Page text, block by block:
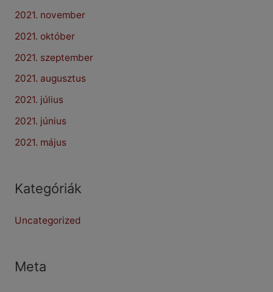
2021. november
2021. október
2021. szeptember
2021. augusztus
2021. július
2021. június
2021. május
Kategóriák
Uncategorized
Meta